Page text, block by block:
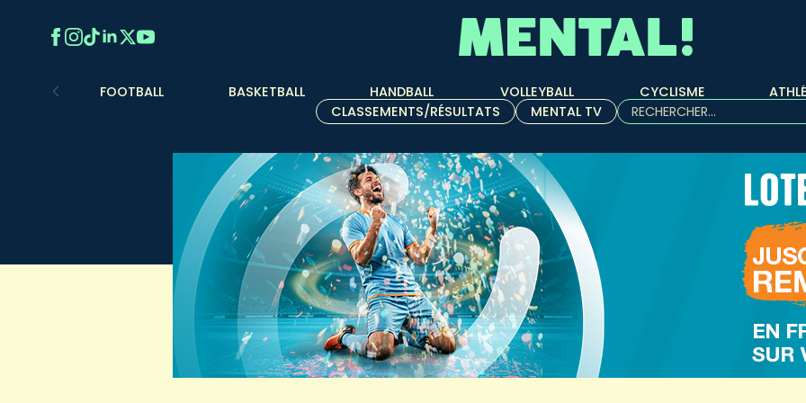
FOOTBALL BASKETBALL HANDBALL VOLLEYBALL CYCLISME
CLASSEMENTS/RÉSULTATS
MENTAL TV
Rechercher :